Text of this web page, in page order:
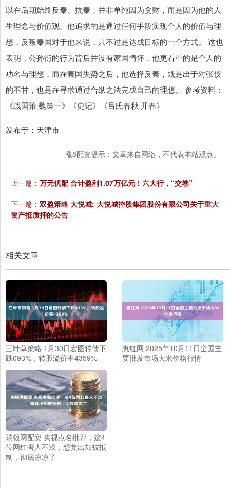
以在后期始终反秦、抗秦，并非单纯因为贪财，而是因为他的人
生理念与价值观。他追求的是通过任何手段实现个人的价值与理
想，反叛秦国对于他来说，只不过是达成目标的一个方式。 这也
表明，公孙衍的行为背后并没有家国情怀，他更看重的是个人的
功名与理想，而在秦国失势之后，他选择反秦，既是出于对张仪
的不甘，也是在寻求通过合纵之法完成自己的理想。 参考资料：
《战国策·魏策一》《史记》《吕氏春秋·开春》
发布于：天津市
涨8配资提示：文章来自网络，不代表本站观点。
上一篇： 万无优配 合计盈利1.07万亿元！六大行，“交卷”
下一篇： 双盈策略 大悦城: 大悦城控股集团股份有限公司关于重大
资产抵质押的公告
相关文章
三叶草策略 1月30日宏图转债下
跌093%，转股溢价率4359%
惠红网 2025年10月11日全国主
要批发市场大米价格行情
瑞银网配资 央视点名批评，这4
位网红害人不浅，想复出却被抵
制，彻底凉凉了